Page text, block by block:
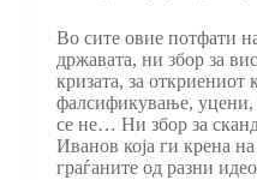
Во сите овие потфати
државата, ни збор за
кризата, за откриениот
фалсификување,
се не… Ни збор за
Иванов која ги крена
граѓаните од разни